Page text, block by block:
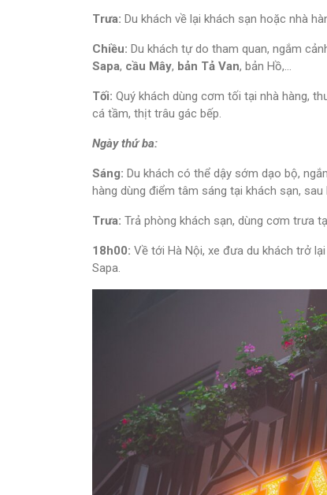
Trưa: Du khách về lại khách sạn hoặc nhà
Chiều: Du khách tự do tham quan, ngắm
Sapa, cầu Mây, bản Tả Van, bản Hồ,…
Tối: Quý khách dùng cơm tối tại nhà hàng,
cá tầm, thịt trâu gác bếp.
Ngày thứ ba:
Sáng: Du khách có thể dậy sớm dạo bộ,
hàng dùng điểm tâm sáng tại khách sạn,
Trưa: Trả phòng khách sạn, dùng cơm trưa
18h00: Về tới Hà Nội, xe đưa du khách trở
Sapa.